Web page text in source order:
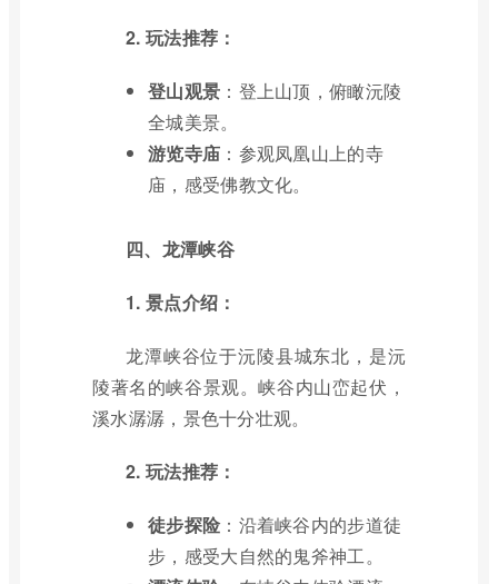
2. 玩法推荐：
登山观景 ：登上山顶，俯瞰沅陵
全城美景。
游览寺庙 ：参观凤凰山上的寺
庙，感受佛教文化。
四、龙潭峡谷
1. 景点介绍：
龙潭峡谷位于沅陵县城东北，是沅
陵著名的峡谷景观。峡谷内山峦起伏，
溪水潺潺，景色十分壮观。
2. 玩法推荐：
徒步探险：沿着峡谷内的步道徒
步，感受大自然的鬼斧神工。